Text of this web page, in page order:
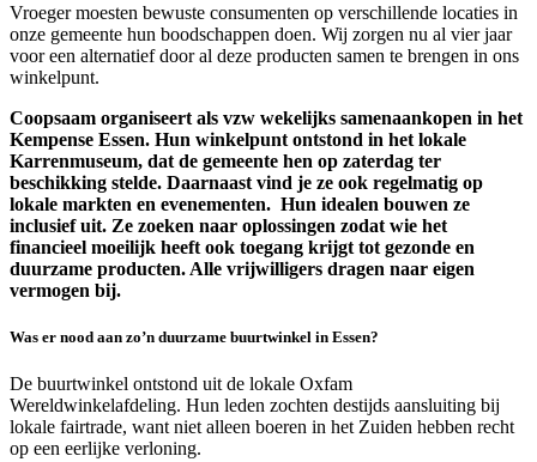
Vroeger moesten bewuste consumenten op verschillende locaties in
onze gemeente hun boodschappen doen. Wij zorgen nu al vier jaar
voor een alternatief door al deze producten samen te brengen in ons
winkelpunt.
Coopsaam organiseert als vzw wekelijks samenaankopen in het
Kempense Essen. Hun winkelpunt ontstond in het lokale
Karrenmuseum, dat de gemeente hen op zaterdag ter
beschikking stelde. Daarnaast vind je ze ook regelmatig op
lokale markten en evenementen. Hun idealen bouwen ze
inclusief uit. Ze zoeken naar oplossingen zodat wie het
financieel moeilijk heeft ook toegang krijgt tot gezonde en
duurzame producten. Alle vrijwilligers dragen naar eigen
vermogen bij.
Was er nood aan zo’n duurzame buurtwinkel in Essen?
De buurtwinkel ontstond uit de lokale Oxfam
Wereldwinkelafdeling. Hun leden zochten destijds aansluiting bij
lokale fairtrade, want niet alleen boeren in het Zuiden hebben recht
op een eerlijke verloning.